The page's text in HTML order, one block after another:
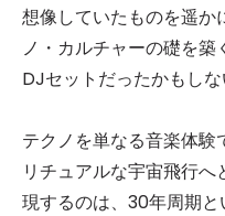
想像していたものを遥か
ノ・カルチャーの礎を
DJセットだったかもし
テクノを単なる音楽体
リチュアルな宇宙飛行
現するのは、30年周期と